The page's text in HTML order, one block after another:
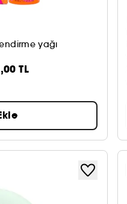
yağı
TL